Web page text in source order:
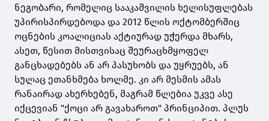
ნეგობარი, რომელიც სააკაშვილის ხელისუფლებას
უპირისპირდებოდა და 2012 წლის ოქტომბერშიც
ოცნების კოალიციას აქტიურად უჭერდა მხარს,
ასეთ, წესით მისთვისაც შეურაცხმყოფელ
განცხადებებს ან არ პასუხობს და უყრუებს, ან
სულაც ეთანხმება ხოლმე. კი არ მესმის ამას
რანაირად ახერხებენ, მაგრამ წლებია უკვე ასე
იქცევიან "ქოცი არ გავახაროთ" პრინციპით. პლუს